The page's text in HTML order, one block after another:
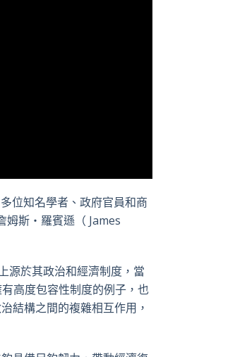
位知名學者、政府官員和商
姆斯‧羅賓遜（ James
源於其政治和經濟制度，當
高度包容性制度的例子，也
結構之間的複雜相互作用，